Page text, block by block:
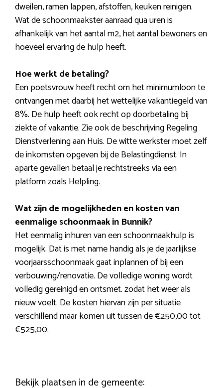
dweilen, ramen lappen, afstoffen, keuken reinigen.
Wat de schoonmaakster aanraad qua uren is
afhankelijk van het aantal m2, het aantal bewoners en
hoeveel ervaring de hulp heeft.
Hoe werkt de betaling?
Een poetsvrouw heeft recht om het minimumloon te
ontvangen met daarbij het wettelijke vakantiegeld van
8%. De hulp heeft ook recht op doorbetaling bij
ziekte of vakantie. Zie ook de beschrijving Regeling
Dienstverlening aan Huis. De witte werkster moet zelf
de inkomsten opgeven bij de Belastingdienst. In
aparte gevallen betaal je rechtstreeks via een
platform zoals Helpling.
Wat zijn de mogelijkheden en kosten van
eenmalige schoonmaak in Bunnik?
Het eenmalig inhuren van een schoonmaakhulp is
mogelijk. Dat is met name handig als je de jaarlijkse
voorjaarsschoonmaak gaat inplannen of bij een
verbouwing/renovatie. De volledige woning wordt
volledig gereinigd en ontsmet. zodat het weer als
nieuw voelt. De kosten hiervan zijn per situatie
verschillend maar komen uit tussen de €250,00 tot
€525,00.
Bekijk plaatsen in de gemeente: